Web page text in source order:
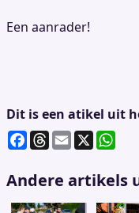
Een aanrader!
Dit is een atikel uit
F
a
c
e
T
h
re
a
E
m
ai
l
X
at
s
Andere artikels